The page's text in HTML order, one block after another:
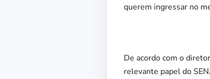
querem ingressar no
De acordo com o
relevante papel do